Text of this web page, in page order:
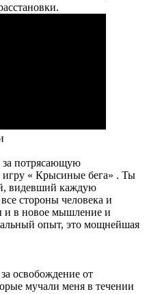
за потрясающую
« Крысиные бега» . Ты
видевший каждую
стороны человека и
и в новое мышление и
опыт, это мощнейшая
освобождение от
мучали меня в течении